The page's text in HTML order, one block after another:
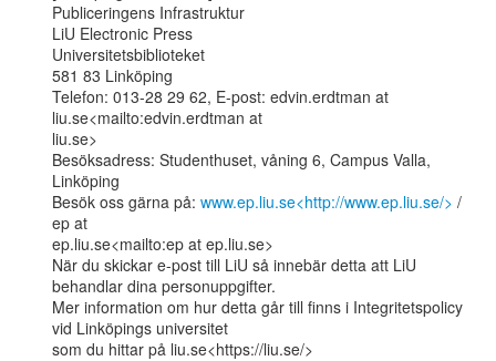
Publiceringens Infrastruktur
LiU Electronic Press
Universitetsbiblioteket
581 83 Linköping
Telefon: 013-28 29 62, E-post: edvin.erdtman at
liu.se<mailto:edvin.erdtman at
liu.se>
Besöksadress: Studenthuset, våning 6, Campus Valla,
Linköping
Besök oss gärna på: www.ep.liu.se<http://www.ep.liu.se/> /
ep at
ep.liu.se<mailto:ep at ep.liu.se>
När du skickar e-post till LiU så innebär detta att LiU
behandlar dina personuppgifter.
Mer information om hur detta går till finns i Integritetspolicy
vid Linköpings universitet
som du hittar på liu.se<https://liu.se/>